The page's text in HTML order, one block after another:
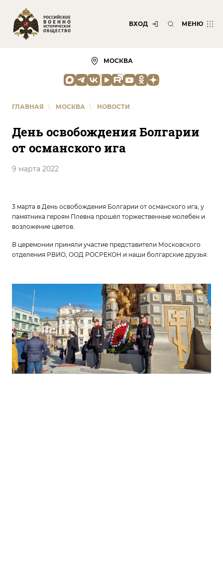
ВХОД МЕНЮ
МОСКВА
ГЛАВНАЯ \ МОСКВА \ НОВОСТИ
День освобождения Болгарии
от османского ига
9 марта 2022
3 марта в День освобождения Болгарии от османского ига, у
памятника героям Плевна прошёл торжественные молебен и
возложение цветов.
В церемонии приняли участие представители Московского
отделения РВИО, ООД РОСРЕКОН и наши болгарские друзья.